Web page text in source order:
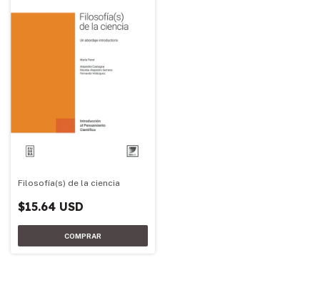
Filosofía(s) de la ciencia
$15.64 USD